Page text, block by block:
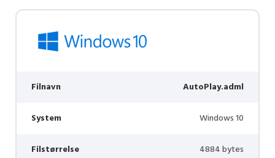
Filnavn AutoPlay.adml
System Windows 10
Filstørrelse 4884 bytes